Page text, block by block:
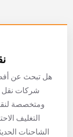
هل تبحث عن
شركات نقل
ومتخصصة
التغليف
الشاحنات